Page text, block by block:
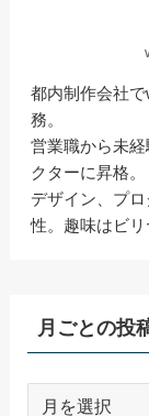
都内制作会社
務。
営業職から未
クターに昇格。
デザイン、プ
性。趣味はビ
月ごとの投